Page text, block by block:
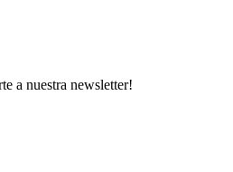
a nuestra newsletter!